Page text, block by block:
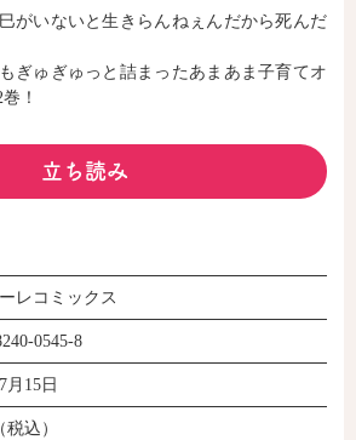
コミックエッセイ
がいないと生きらんねぇんだから死んだ
ぎゅぎゅっと詰まったあまあま子育てオ
！
立ち読み
レコミックス
0545-8
月15日
税込）